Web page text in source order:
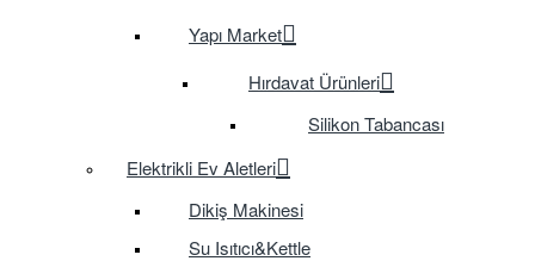
Yapı Market
Hırdavat Ürünleri
Silikon Tabancası
Elektrikli Ev Aletleri
Dikiş Makinesi
Su Isıtıcı&Kettle